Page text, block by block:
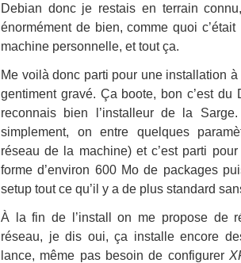
Debian donc je restais en terrain
énormément de bien, comme quoi
machine personnelle, et tout ça.
Me voilà donc parti pour une installation
gentiment gravé. Ça boote, bon c’est
reconnais bien l’installeur de la
simplement, on entre quelques
réseau de la machine) et c’est parti
forme d’environ 600 Mo de packages
setup tout ce qu’il y a de plus standard
À la fin de l’install on me propose de
réseau, je dis oui, ça installe encore
lance, même pas besoin de configurer